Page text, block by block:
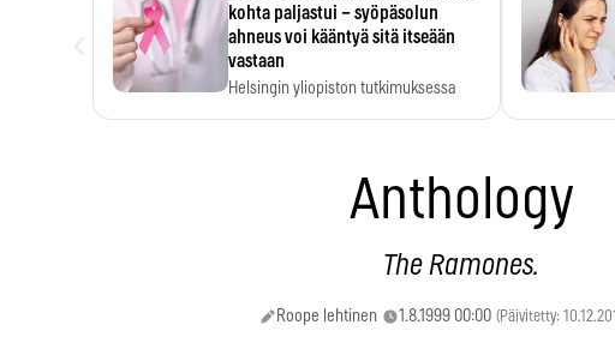
kohta paljastui – syöpäsolun
ahneus voi kääntyä sitä itseään
vastaan
Helsingin yliopiston tutkimuksessa
Anthology
The Ramones.
Roope lehtinen 1.8.1999 00:00 (Päivitetty: